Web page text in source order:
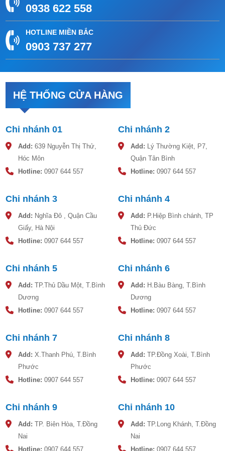
Máy nước nóng năng lượng mặt trời Toàn Mỹ SOLGO 200L
là sản phẩm cao cấp của công ty Toàn Mỹ. Đây là sản phẩm
Mời quý khách hàng xem thông tin bên dưới để hiểu rõ hơn
sản phẩm mới của Toàn Mỹ.
Tiêu chuẩn kỹ thuật máy nước nóng năng
lượng mặt trời Toàn Mỹ SOLGO 200L
Bên ngoài bình bảo ôn được sản xuất bằng inox cao cấp,
Bên trong ruột bình bảo ôn sử dụng inox SUS 304 làm
nguyên liệu, đảm bảo an toàn vệ sinh nguồn nước, hạn chế
nguy cơ ăn mòn kim loại.
Ống thủy tinh chân không tráng 5 lớp, trong đó có tráng
inox 304, độ bền cao hơn, hạn chế tối đa nguy hại rỉ sét,
đảm bảo an toàn cao cho máy năng lượng.
0938 622 558
HOTLINE MIỀN BẮC
0903 737 277
HỆ THỐNG CỬA HÀNG
Chi nhánh 01
Add: 639 Nguyễn Thị Thử,
Hóc Môn
Hotline: 0907 644 557
Chi nhánh 2
Add: Lý Thường Kiệt, P7,
Quận Tân Bình
Hotline: 0907 644 557
Chi nhánh 3
Add: Nghĩa Đô , Quận Cầu
Giấy, Hà Nội
Hotline: 0907 644 557
Chi nhánh 4
Add: P.Hiệp Bình chánh, TP
Thủ Đức
Hotline: 0907 644 557
Chi nhánh 5
Add: TP.Thủ Dầu Một, T.Bình
Dương
Hotline: 0907 644 557
Chi nhánh 6
Add: H.Bàu Bàng, T.Bình
Dương
Hotline: 0907 644 557
Chi nhánh 7
Add: X.Thanh Phú, T.Bình
Phước
Hotline: 0907 644 557
Chi nhánh 8
Add: TP.Đồng Xoài, T.Bình
Phước
Hotline: 0907 644 557
Chi nhánh 9
Add: TP. Biên Hòa, T.Đồng
Nai
Hotline: 0907 644 557
Chi nhánh 10
Add: TP.Long Khánh, T.Đồng
Nai
Hotline: 0907 644 557